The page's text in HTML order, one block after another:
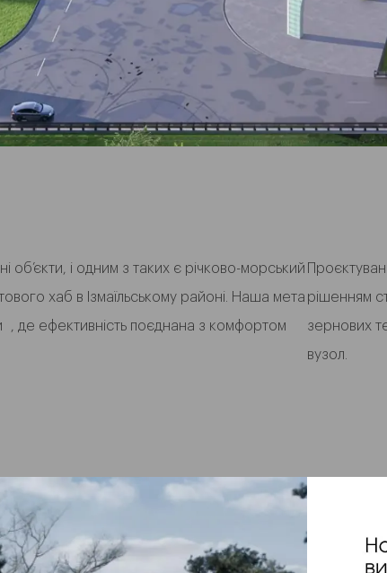
об’єкти, і одним з таких є річково-морський
хаб в Ізмаїльському районі. Наша мета
, де ефективність поєднана з комфортом
рішенням
зернових
вузол.